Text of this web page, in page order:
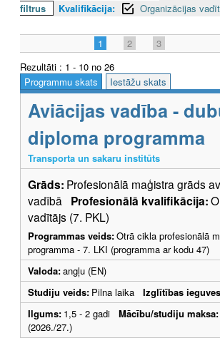
filtrus
Kvalifikācija: Organizācijas
1 2 3
Rezultāti : 1 - 10 no 26
Programmu skats
Iestāžu skats
Aviācijas vadība -
diploma programma
Transporta un sakaru institūts
Grāds: Profesionālā maģistra grāds
vadībā Profesionālā kvalifikācija:
vadītājs (7. PKL)
Programmas veids:Otrā cikla profesionālā
programma - 7. LKI (programma ar kodu 47)
Valoda:angļu (EN)
Studiju veids: Pilna laika Izglītības
Ilgums: 1,5 - 2 gadi Mācību/studiju maksa:
(2026./27.)